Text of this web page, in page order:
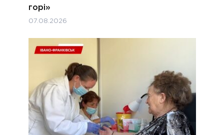
горі»
07.08.2026